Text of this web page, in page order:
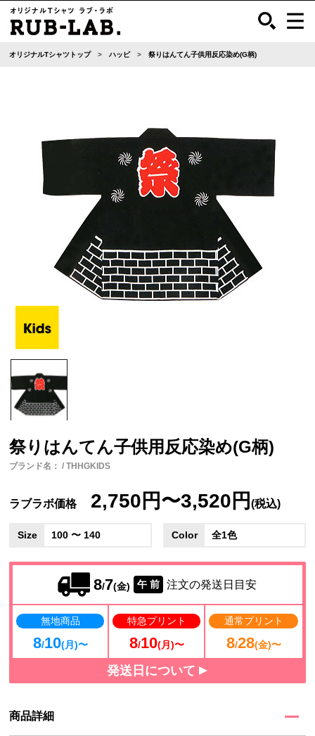
オリジナルTシャツトップ ハッピ 祭りはんてん子供用反応染め(G柄)
祭りはんてん子供用反応染め(G柄)
ブランド名： / THHGKIDS
ラブラボ価格 2,750円〜3,520円(税込)
Size 100 〜 140 Color 全1色
8/7(金) 午 前 注文の発送日目安
無地商品
8/10(月)〜
特急プリント
8/10(月)〜
通常プリント
8/28(金)〜
発送日について
商品詳細